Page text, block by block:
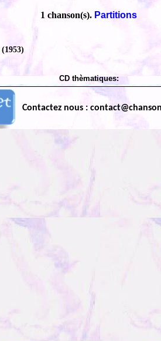
1 chanson(s). Partitions
(1953)
CD thèmatiques:
Contactez nous :